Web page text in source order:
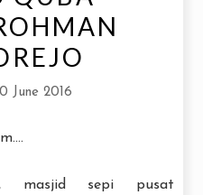
June 2016
masjid sepi pusat